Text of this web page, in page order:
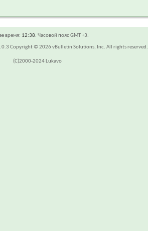
время: 12:38. Часовой пояс GMT +3.
Copyright © 2026 vBulletin Solutions, Inc. All rights reserved.
(C)2000-2024 Lukavo